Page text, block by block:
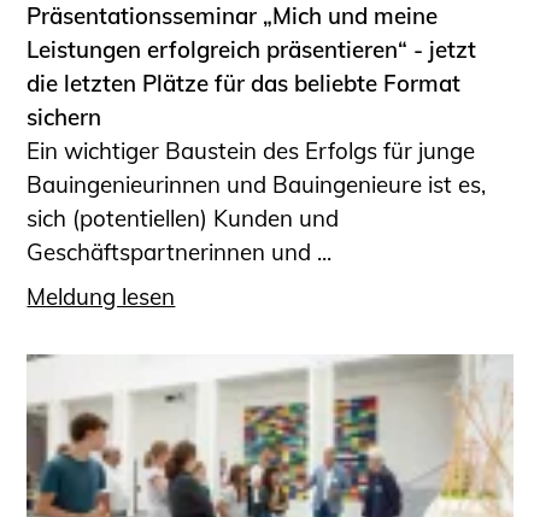
Präsentationsseminar „Mich und meine
Leistungen erfolgreich präsentieren“ - jetzt
die letzten Plätze für das beliebte Format
sichern
Ein wichtiger Baustein des Erfolgs für junge
Bauingenieurinnen und Bauingenieure ist es,
sich (potentiellen) Kunden und
Geschäftspartnerinnen und ...
Meldung lesen